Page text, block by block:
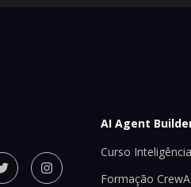
AI Agent
Curso
Formação